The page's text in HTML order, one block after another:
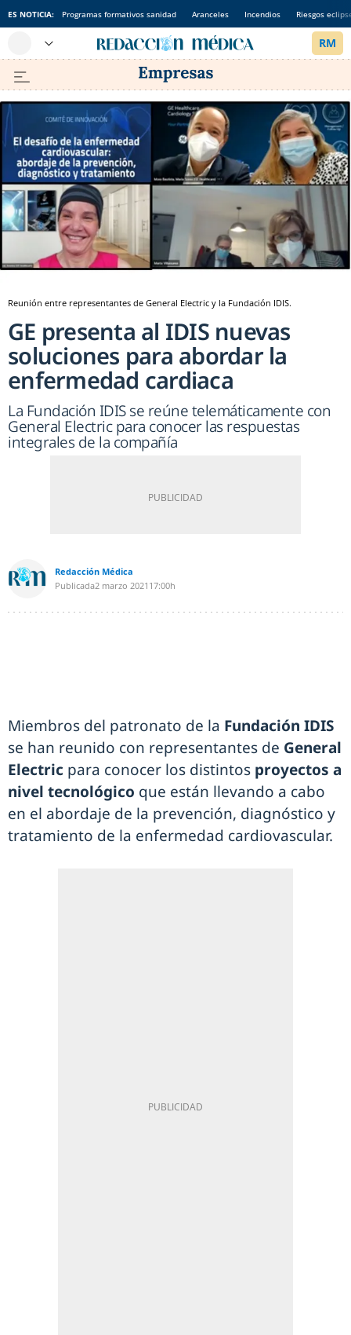
ES NOTICIA: Programas formativos sanidad Aranceles Incendios Riesgos
Reunión entre representantes de General Electric y la Fundación IDIS.
GE presenta al IDIS nuevas
soluciones para abordar la
enfermedad cardiaca
La Fundación IDIS se reúne telemáticamente con
General Electric para conocer las respuestas
integrales de la compañía
Redacción Médica
Publicada2 marzo 2021 17:00h
Miembros del patronato de la Fundación IDIS
se han reunido con representantes de General
Electric para conocer los distintos proyectos a
nivel tecnológico que están llevando a cabo
en el abordaje de la prevención, diagnóstico y
tratamiento de la enfermedad cardiovascular.